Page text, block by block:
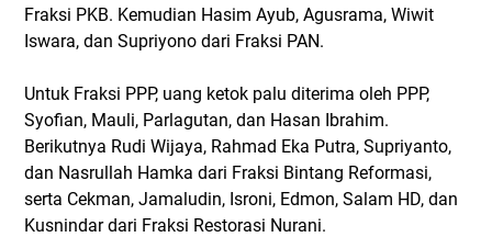
Fraksi PKB. Kemudian Hasim Ayub, Agusrama, Wiwit
Iswara, dan Supriyono dari Fraksi PAN.
Untuk Fraksi PPP, uang ketok palu diterima oleh PPP,
Syofian, Mauli, Parlagutan, dan Hasan Ibrahim.
Berikutnya Rudi Wijaya, Rahmad Eka Putra, Supriyanto,
dan Nasrullah Hamka dari Fraksi Bintang Reformasi,
serta Cekman, Jamaludin, Isroni, Edmon, Salam HD, dan
Kusnindar dari Fraksi Restorasi Nurani.